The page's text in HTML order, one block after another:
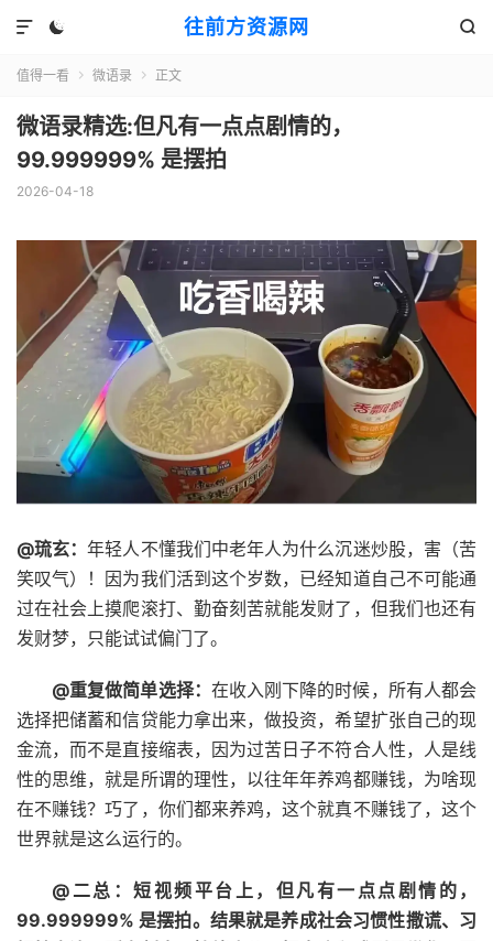
往前方资源网
 

值得一看  微语录  正文
微语录精选:但凡有一点点剧情的，
99.999999% 是摆拍
2026-04-18
@琉玄：年轻人不懂我们中老年人为什么沉迷炒股，害（苦
笑叹气）！因为我们活到这个岁数，已经知道自己不可能通
过在社会上摸爬滚打、勤奋刻苦就能发财了，但我们也还有
发财梦，只能试试偏门了。 ​​​
@重复做简单选择： 在收入刚下降的时候，所有人都会
选择把储蓄和信贷能力拿出来，做投资，希望扩张自己的现
金流，而不是直接缩表，因为过苦日子不符合人性，人是线
性的思维，就是所谓的理性，以往年年养鸡都赚钱，为啥现
在不赚钱？巧了，你们都来养鸡，这个就真不赚钱了，这个
世界就是这么运行的。
@二总：短视频平台上，但凡有一点点剧情的，
99.999999% 是摆拍。结果就是养成社会习惯性撒谎、习